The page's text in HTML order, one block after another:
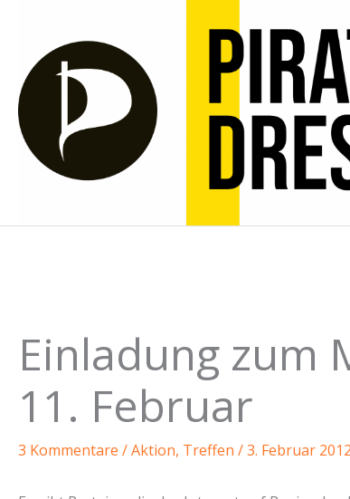
springen
Einladung zum
11. Februar
3 Kommentare /Aktion, Treffen /3. Februar 2012